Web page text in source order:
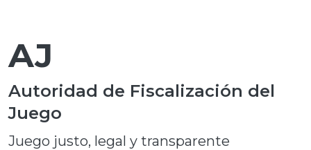
AJ
Autoridad de Fiscalización del
Juego
Juego justo, legal y transparente